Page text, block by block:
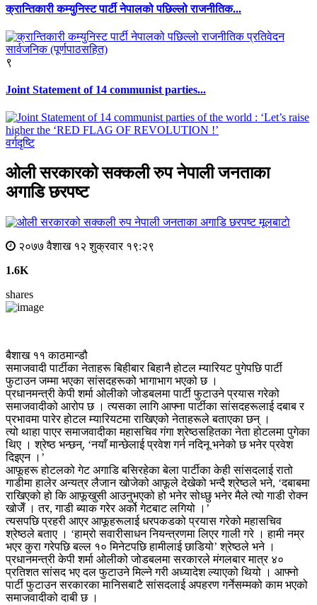
क्रान्तिकारी कम्युनिस्ट पार्टी नेपालको पछिल्लो राजनीतिक...
९
Joint Statement of 14 communist parties...
वर्गदृष्टि
ओली सरकारको सक्कली रुप नेपाली जनताका
अगाडि छरपष्ट
मूलबाटाे
२०७७ वैशाख १२ शुक्रवार १९:२९
1.6K
shares
बैशाख ११ काठमान्डौ
समाजवादी पार्टीका नेताहरू बिहीबार बिहानै होटल म्यारियट पुगेपछि पार्टी
फुटाउन जम्मा भएका सांसदहरूको भागाभाग भएको छ ।
प्रधानमन्त्री केपी शर्मा ओलीको जोडबलमा पार्टी फुटाउने प्रयास गरेको
समाजवादीको आरोप छ । त्यसका लागि आफ्ना पार्टीका सांसदहरूलाई दबाब र
प्रभावमा पारेर होटल म्यारियटमा राखिएको नेताहरूले बताएका छन् ।
त्यो थाहा पाएर समाजवादीका महासचिव गंगा श्रेष्ठसहितका नेता होटलमा पुगेका
थिए । श्रेष्ठ भन्छन्, ‘नयाँ मान्छेलाई प्रवेश गर्न नदिनू भनेको छ भनेर प्रवेश
दिइएन ।’
आफूहरू होटलको गेट अगाडि बसिरहेका बेला पार्टीका केही सांसदलाई रातो
गाडीमा हालेर अन्यत्र लैजान खोजेको आफूले देखेको भन्दै श्रेष्ठले भने, ‘दबाबमा
राखिएको हो कि आफूखुसी आउनुभएको हो भनेर सोध्छु भनेर मैले त्यो गाडी रोक्न
खोजेँ । तर, गाडी ब्याक गरेर अर्को गेटबाट लगियो ।’
त्यसपछि प्रहरी आएर आफूहरूलाई धरपकडको प्रयास गरेको महासचिव
श्रेष्ठले बताए । ‘हाम्रो सवारीसाधन नियन्त्रणमा लिएर गाली गरे । हामी नम्र
भएर कुरा गरेपछि बल्ल १० मिनेटपछि हामीलाई छाडियो’ श्रेष्ठले भने ।
प्रधानमन्त्री केपी शर्मा ओलीको जोडबलमा सरकारले मंगलबार मात्र ४०
प्रतिशत सांसद भए दल फुटाउने मिल्ने गरी अध्यादेश ल्याएको थियो । आफ्नो
पार्टी फुटाउन सरकारका मानिसबाटै सांसदलाई अपहरण गर्नेसम्मको काम भएको
समाजवादीको दाबी छ ।